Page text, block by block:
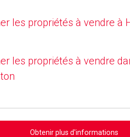
les propriétés à vendre à
les propriétés à vendre
Obtenir plus d'informations